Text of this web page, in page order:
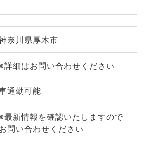
奈川県厚木市
※詳細はお問い合わせください
通勤可能
※最新情報を確認いたしますので
お問い合わせください